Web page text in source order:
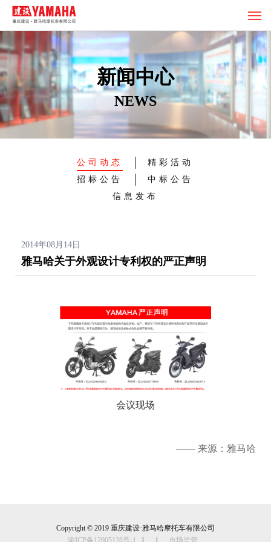
新闻中心
NEWS
公司动态
精彩活动
招标公告
中标公告
信息发布
2014年08月14日
雅马哈关于外观设计专利权的严正声明
会议现场
—— 来源：雅马哈
Copyright © 2019 重庆建设·雅马哈摩托车有限公司
渝ICP备12005128号-1
| | 市场监管